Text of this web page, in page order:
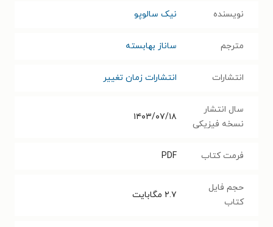
نویسنده نیک سالوپو
مترجم ساناز بهابسته
انتشارات انتشارات زمان تغییر
سال انتشار
نسخه فیزیکی
۱۴۰۳/۰۷/۱۸
فرمت کتاب PDF
حجم فایل
کتاب
۲.۷ مگابایت